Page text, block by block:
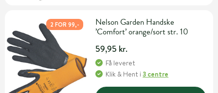
2 FOR 99,-
Nelson Garden Handske
’Comfort’ orange/sort str. 10
59,95 kr.
Få leveret
Klik & Hent i3 centre